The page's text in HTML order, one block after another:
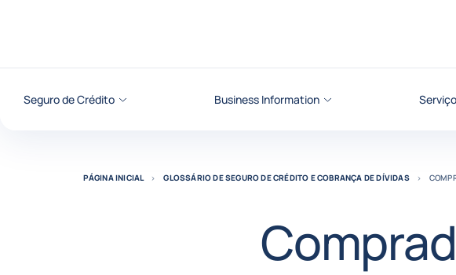
Seguro de Crédito Business Information
PÁGINA INICIAL GLOSSÁRIO DE SEGURO DE CRÉDITO E COBRANÇA DE DÍVIDAS